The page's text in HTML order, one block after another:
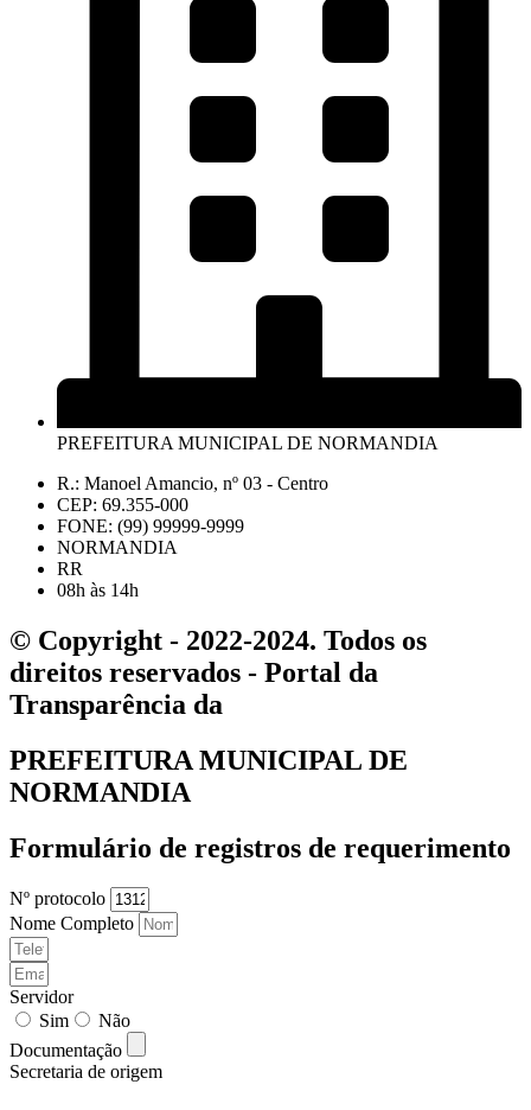
PREFEITURA MUNICIPAL DE NORMANDIA
R.: Manoel Amancio, nº 03 - Centro
CEP: 69.355-000
FONE: (99) 99999-9999
NORMANDIA
RR
08h às 14h
© Copyright - 2022-2024. Todos os
direitos reservados - Portal da
Transparência da
PREFEITURA MUNICIPAL DE
NORMANDIA
Formulário de registros de requerimento
Nº protocolo
Nome Completo
Servidor
Sim
Não
Documentação
Secretaria de origem